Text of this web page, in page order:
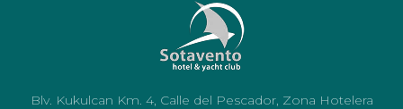
Blv. Kukulcan Km. 4, Calle del Pescador, Zona Hotelera